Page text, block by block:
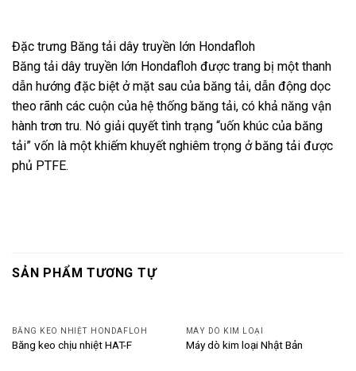
Đặc trưng Băng tải dây truyền lớn Hondafloh
Băng tải dây truyền lớn Hondafloh được trang bị một thanh
dẫn hướng đặc biệt ở mặt sau của băng tải, dẫn động dọc
theo rãnh các cuộn của hệ thống băng tải, có khả năng vận
hành trơn tru. Nó giải quyết tình trạng “uốn khúc của băng
tải” vốn là một khiếm khuyết nghiêm trọng ở băng tải được
phủ PTFE.
SẢN PHẨM TƯƠNG TỰ
BĂNG KEO NHIỆT HONDAFLOH
Băng keo chịu nhiệt HAT-F
MÁY DÒ KIM LOẠI
Máy dò kim loại Nhật Bản